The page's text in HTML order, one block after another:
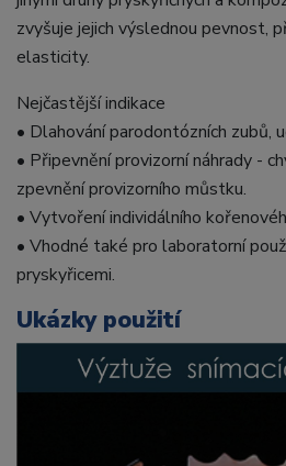
zvyšuje jejich výslednou pevnost,
elasticity.
Nejčastější indikace
• Dlahování parodontózních zubů,
• Připevnění provizorní náhrady -
zpevnění provizorního můstku.
• Vytvoření individálního
• Vhodné také pro laboratorní
pryskyřicemi.
Ukázky použití